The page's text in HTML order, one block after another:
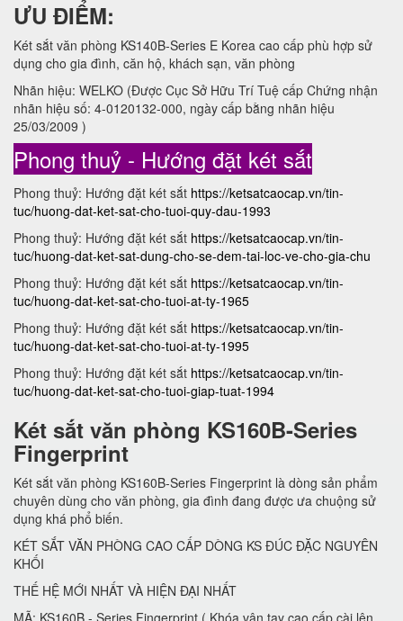
ƯU ĐIỂM:
Két sắt văn phòng KS140B-Series E Korea cao cấp phù hợp sử
dụng cho gia đình, căn hộ, khách sạn, văn phòng
Nhãn hiệu: WELKO (Được Cục Sở Hữu Trí Tuệ cấp Chứng nhận
nhãn hiệu số: 4-0120132-000, ngày cấp bằng nhãn hiệu
25/03/2009 )
Phong thuỷ - Hướng đặt két sắt
Phong thuỷ: Hướng đặt két sắt https://ketsatcaocap.vn/tin-
tuc/huong-dat-ket-sat-cho-tuoi-quy-dau-1993
Phong thuỷ: Hướng đặt két sắt https://ketsatcaocap.vn/tin-
tuc/huong-dat-ket-sat-dung-cho-se-dem-tai-loc-ve-cho-gia-chu
Phong thuỷ: Hướng đặt két sắt https://ketsatcaocap.vn/tin-
tuc/huong-dat-ket-sat-cho-tuoi-at-ty-1965
Phong thuỷ: Hướng đặt két sắt https://ketsatcaocap.vn/tin-
tuc/huong-dat-ket-sat-cho-tuoi-at-ty-1995
Phong thuỷ: Hướng đặt két sắt https://ketsatcaocap.vn/tin-
tuc/huong-dat-ket-sat-cho-tuoi-giap-tuat-1994
Két sắt văn phòng KS160B-Series
Fingerprint
Két sắt văn phòng KS160B-Series Fingerprint là dòng sản phẩm
chuyên dùng cho văn phòng, gia đình đang được ưa chuộng sử
dụng khá phổ biến.
KÉT SẮT VĂN PHÒNG CAO CẤP DÒNG KS ĐÚC ĐẶC NGUYÊN
KHỐI
THẾ HỆ MỚI NHẤT VÀ HIỆN ĐẠI NHẤT
MÃ: KS160B - Series Fingerprint ( Khóa vân tay cao cấp cài lên